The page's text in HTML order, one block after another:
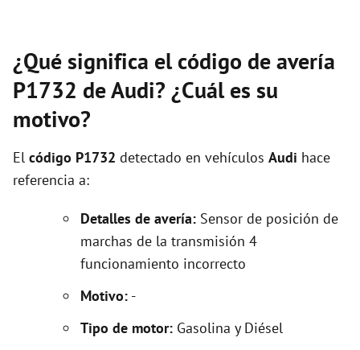
¿Qué significa el código de avería
P1732 de Audi? ¿Cuál es su
motivo?
El código P1732 detectado en vehículos Audi hace
referencia a:
Detalles de avería: Sensor de posición de
marchas de la transmisión 4
funcionamiento incorrecto
Motivo: -
Tipo de motor: Gasolina y Diésel